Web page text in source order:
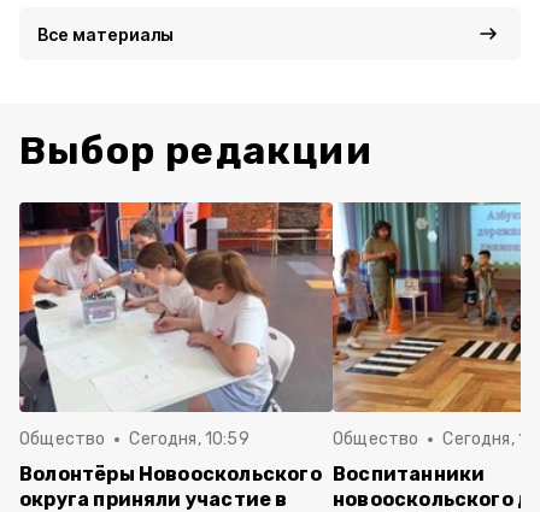
Все материалы
Выбор редакции
Общество Сегодня, 10:59
Волонтёры Новооскольского
округа приняли участие в
Общество Сегодня,
Воспитанники
новооскольского